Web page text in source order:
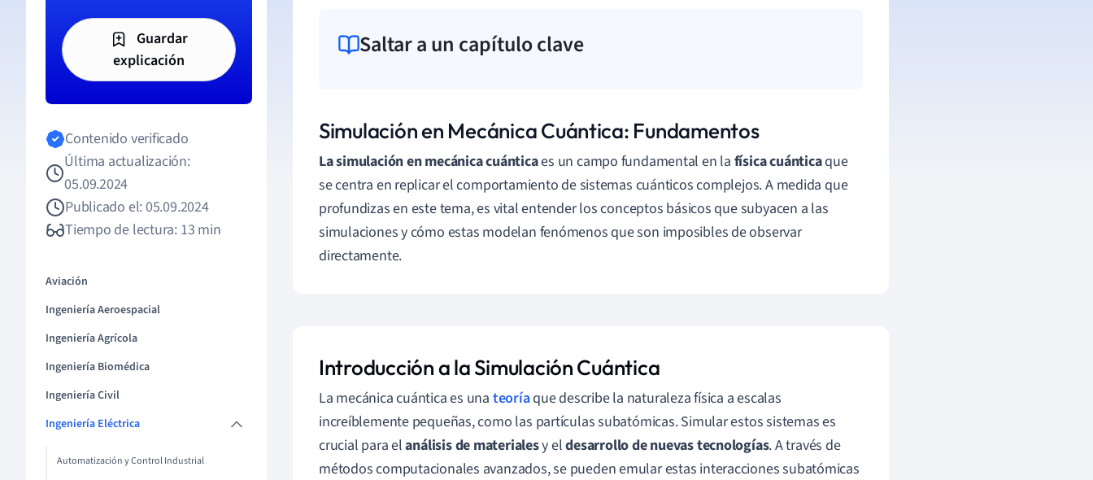
Guardar
explicación
Contenido verificado
Última actualización:
05.09.2024
Publicado el: 05.09.2024
Tiempo de lectura: 13 min
Aviación
Ingeniería Aeroespacial
Ingeniería Agrícola
Ingeniería Biomédica
Ingeniería Civil
Ingeniería Eléctrica
Automatización y Control Industrial
Saltar a un capítulo clave
Simulación en Mecánica Cuántica: Fundamentos
La simulación en mecánica cuánticaes un campo fundamental en la física cuánticaque
se centra en replicar el comportamiento de sistemas cuánticos complejos. A medida que
profundizas en este tema, es vital entender los conceptos básicos que subyacen a las
simulaciones y cómo estas modelan fenómenos que son imposibles de observar
directamente.
Introducción a la Simulación Cuántica
La mecánica cuántica es una teoríaque describe la naturaleza física a escalas
increíblemente pequeñas, como las partículas subatómicas. Simular estos sistemas es
crucial para elanálisis de materialesy eldesarrollo de nuevas tecnologías. A través de
métodos computacionales avanzados, se pueden emular estas interacciones subatómicas